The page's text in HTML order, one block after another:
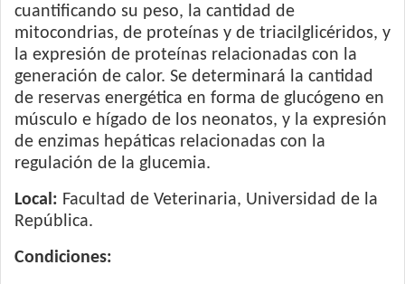
cuantificando su peso, la cantidad de
mitocondrias, de proteínas y de triacilglicéridos, y
la expresión de proteínas relacionadas con la
generación de calor. Se determinará la cantidad
de reservas energética en forma de glucógeno en
músculo e hígado de los neonatos, y la expresión
de enzimas hepáticas relacionadas con la
regulación de la glucemia.
Local: Facultad de Veterinaria, Universidad de la
República.
Condiciones: